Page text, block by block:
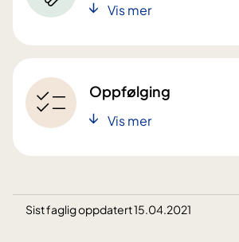
Vis mer
Oppfølging
Vis mer
Sist faglig oppdatert 15.04.2021